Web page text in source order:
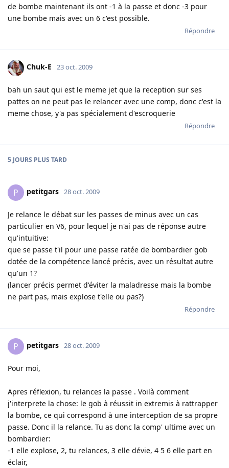
de bombe maintenant ils ont -1 à la passe et donc -3 pour
une bombe mais avec un 6 c'est possible.
Répondre
Chuk-E 23 oct. 2009
bah un saut qui est le meme jet que la reception sur ses
pattes on ne peut pas le relancer avec une comp, donc c'est la
meme chose, y'a pas spécialement d'escroquerie
Répondre
5 JOURS PLUS TARD
P petitgars 28 oct. 2009
Je relance le débat sur les passes de minus avec un cas
particulier en V6, pour lequel je n'ai pas de réponse autre
qu'intuitive:
que se passe t'il pour une passe ratée de bombardier gob
dotée de la compétence lancé précis, avec un résultat autre
qu'un 1?
(lancer précis permet d'éviter la maladresse mais la bombe
ne part pas, mais explose t'elle ou pas?)
Répondre
P petitgars 28 oct. 2009
Pour moi,
Apres réflexion, tu relances la passe . Voilà comment
j'interprete la chose: le gob à réussit in extremis à rattrapper
la bombe, ce qui correspond à une interception de sa propre
passe. Donc il la relance. Tu as donc la comp' ultime avec un
bombardier:
-1 elle explose, 2, tu relances, 3 elle dévie, 4 5 6 elle part en
éclair,